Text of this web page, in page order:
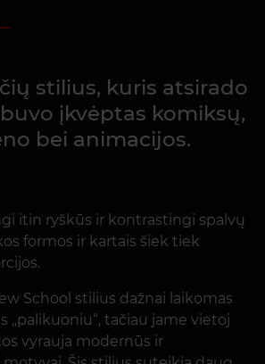
stilius, kuris atsirado
įkvėptas komiksų,
bei animacijos.
itin ryškūs ir kontrastingi spalvų
formos ir kartais šiek tiek
School stilius dažnai laikomas
„palikuoniu“, tačiau jame vietoj
vyrauja modernūs ir